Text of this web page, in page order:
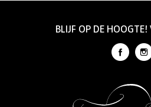
BLIJF OP DE